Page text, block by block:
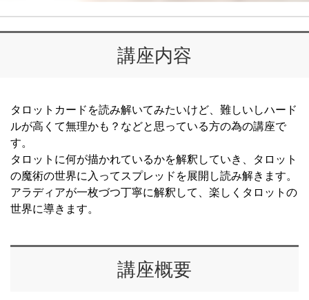
講座内容
タロットカードを読み解いてみたいけど、難しいしハード
ルが高くて無理かも？などと思っている方の為の講座で
す。
タロットに何が描かれているかを解釈していき、タロット
の魔術の世界に入ってスプレッドを展開し読み解きます。
アラディアが一枚づつ丁寧に解釈して、楽しくタロットの
世界に導きます。
講座概要